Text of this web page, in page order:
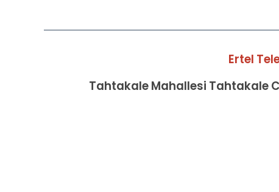
Ertel
Tahtakale Mahallesi Tahtakale